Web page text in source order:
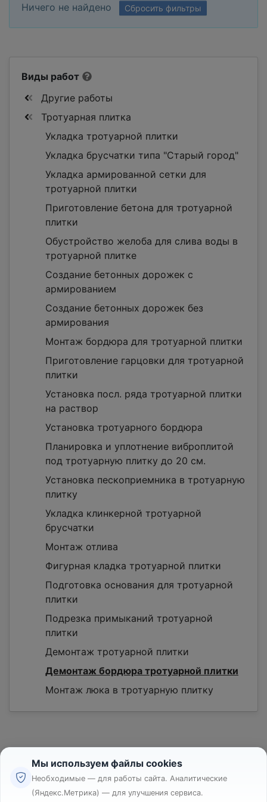
Ничего не найдено Сбросить фильтры
Виды работ
Другие работы
Тротуарная плитка
Укладка тротуарной плитки
Укладка брусчатки типа "Старый город"
Укладка армированной сетки для
тротуарной плитки
Приготовление бетона для тротуарной
плитки
Обустройство желоба для слива воды в
тротуарной плитке
Создание бетонных дорожек с
армированием
Создание бетонных дорожек без
армирования
Монтаж бордюра для тротуарной плитки
Приготовление гарцовки для тротуарной
плитки
Установка посл. ряда тротуарной плитки
на раствор
Установка тротуарного бордюра
Планировка и уплотнение виброплитой
под тротуарную плитку до 20 см.
Установка пескоприемника в тротуарную
плитку
Укладка клинкерной тротуарной
брусчатки
Монтаж отлива
Фигурная кладка тротуарной плитки
Подготовка основания для тротуарной
плитки
Подрезка примыканий тротуарной
плитки
Демонтаж тротуарной плитки
Демонтаж бордюра тротуарной плитки
Монтаж люка в тротуарную плитку
Мы используем файлы cookies
Необходимые — для работы сайта. Аналитические
(Яндекс.Метрика) — для улучшения сервиса.